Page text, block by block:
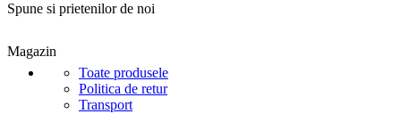
Spune si prietenilor de noi
Magazin
Toate produsele
Politica de retur
Transport